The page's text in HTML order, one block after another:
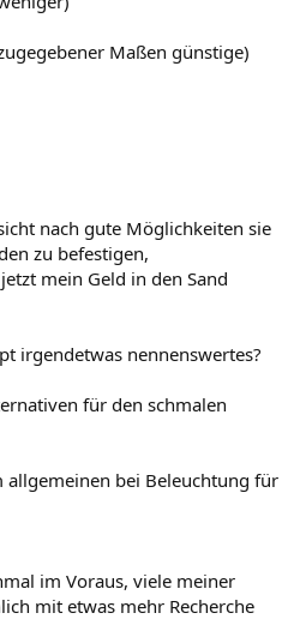
Maßen günstige)
nach gute Möglichkeiten sie
zu befestigen,
mein Geld in den Sand
irgendetwas nennenswertes?
für den schmalen
bei Beleuchtung für
im Voraus, viele meiner
mit etwas mehr Recherche